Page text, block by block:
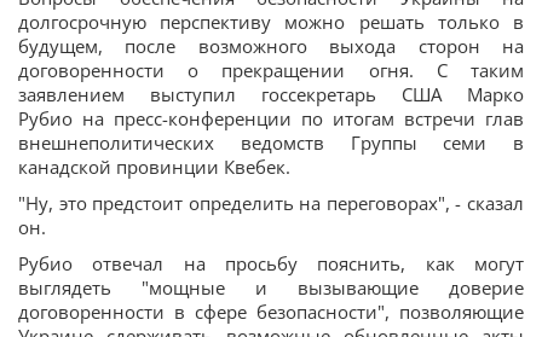
долгосрочную перспективу можно решать только в
будущем, после возможного выхода сторон на
договоренности о прекращении огня. С таким
заявлением выступил госсекретарь США Марко
Рубио на пресс-конференции по итогам встречи глав
внешнеполитических ведомств Группы семи в
канадской провинции Квебек.
"Ну, это предстоит определить на переговорах", - сказал
он.
Рубио отвечал на просьбу пояснить, как могут
выглядеть "мощные и вызывающие доверие
договоренности в сфере безопасности", позволяющие